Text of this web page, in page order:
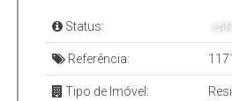
Status:
Referência: 1171
Tipo de Imóvel: